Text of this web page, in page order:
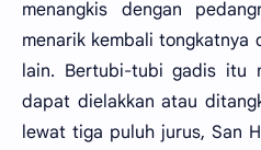
menangkis dengan
menarik kembali tongkatnya
lain. Bertubi-tubi gadis itu
dapat dielakkan atau
lewat tiga puluh jurus, San